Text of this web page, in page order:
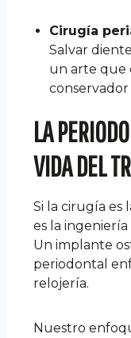
Cirugía
Salvar
un arte que
LA
VIDA DEL
Si la cirugía es
es la
Un implante
periodontal
relojería.
Nuestro